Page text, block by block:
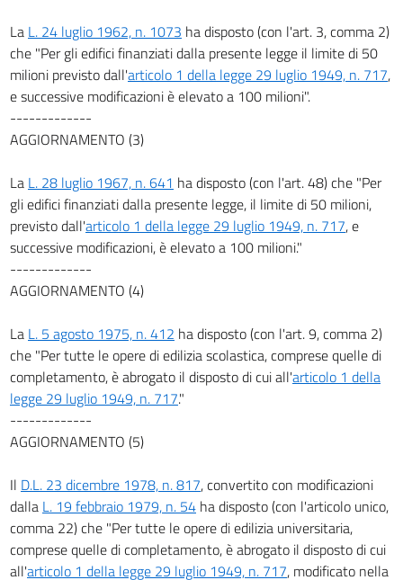
La L. 24 luglio 1962, n. 1073 ha disposto (con l'art. 3, comma 2)
che "Per gli edifici finanziati dalla presente legge il limite di 50
milioni previsto dall'articolo 1 della legge 29 luglio 1949, n. 717,
e successive modificazioni è elevato a 100 milioni".
-------------
AGGIORNAMENTO (3)
La L. 28 luglio 1967, n. 641 ha disposto (con l'art. 48) che "Per
gli edifici finanziati dalla presente legge, il limite di 50 milioni,
previsto dall'articolo 1 della legge 29 luglio 1949, n. 717, e
successive modificazioni, è elevato a 100 milioni."
-------------
AGGIORNAMENTO (4)
La L. 5 agosto 1975, n. 412 ha disposto (con l'art. 9, comma 2)
che "Per tutte le opere di edilizia scolastica, comprese quelle di
completamento, è abrogato il disposto di cui all'articolo 1 della
legge 29 luglio 1949, n. 717."
-------------
AGGIORNAMENTO (5)
Il D.L. 23 dicembre 1978, n. 817, convertito con modificazioni
dalla L. 19 febbraio 1979, n. 54 ha disposto (con l'articolo unico,
comma 22) che "Per tutte le opere di edilizia universitaria,
comprese quelle di completamento, è abrogato il disposto di cui
all'articolo 1 della legge 29 luglio 1949, n. 717, modificato nella